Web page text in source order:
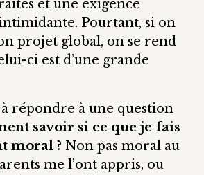
et une exigence
Pourtant, si on
projet global, on se rend
ci est d’une grande
répondre à une question
savoir si ce que je fais
moral ? Non pas moral au
me l’ont appris, ou